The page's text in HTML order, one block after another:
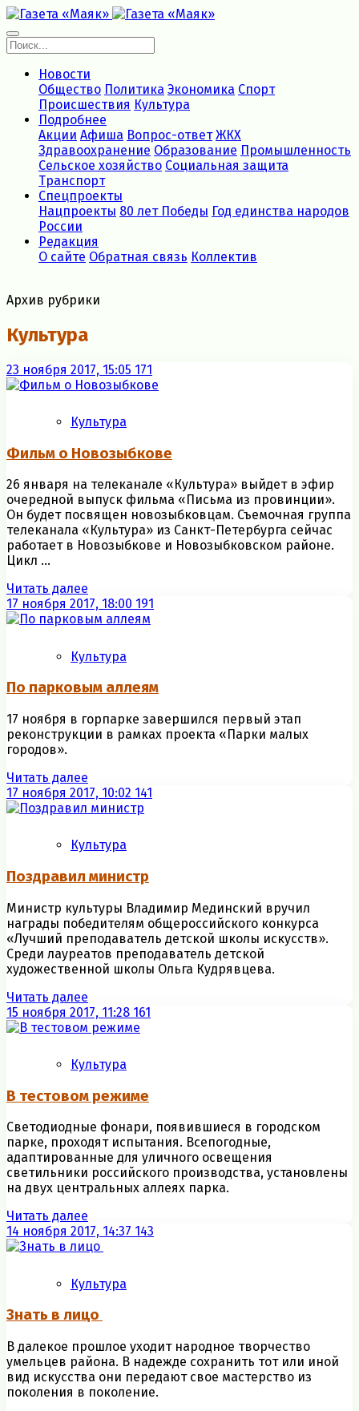
Новости
Общество Политика Экономика Спорт
Происшествия Культура
Подробнее
Акции Афиша Вопрос-ответ ЖКХ
Здравоохранение Образование Промышленность
Сельское хозяйство Социальная защита
Транспорт
Спецпроекты
Нацпроекты 80 лет Победы Год единства народов
России
Редакция
О сайте Обратная связь Коллектив
Архив рубрики
Культура
23 ноября 2017, 15:05 171
Культура
Фильм о Новозыбкове
26 января на телеканале «Культура» выйдет в эфир
очередной выпуск фильма «Письма из провинции».
Он будет посвящен новозыбковцам. Съемочная группа
телеканала «Культура» из Санкт-Петербурга сейчас
работает в Новозыбкове и Новозыбковском районе.
Цикл ...
Читать далее
17 ноября 2017, 18:00 191
Культура
По парковым аллеям
17 ноября в горпарке завершился первый этап
реконструкции в рамках проекта «Парки малых
городов».
Читать далее
17 ноября 2017, 10:02 141
Культура
Поздравил министр
Министр культуры Владимир Мединский вручил
награды победителям общероссийского конкурса
«Лучший преподаватель детской школы искусств».
Среди лауреатов преподаватель детской
художественной школы Ольга Кудрявцева.
Читать далее
15 ноября 2017, 11:28 161
Культура
В тестовом режиме
Светодиодные фонари, появившиеся в городском
парке, проходят испытания. Всепогодные,
адаптированные для уличного освещения
светильники российского производства, установлены
на двух центральных аллеях парка.
Читать далее
14 ноября 2017, 14:37 143
Культура
Знать в лицо
В далекое прошлое уходит народное творчество
умельцев района. В надежде сохранить тот или иной
вид искусства они передают свое мастерство из
поколения в поколение.